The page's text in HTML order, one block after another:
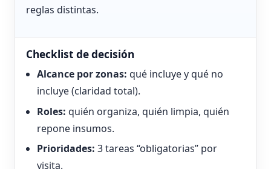
reglas distintas.
Checklist de decisión
Alcance por zonas: qué incluye y qué no
incluye (claridad total).
Roles: quién organiza, quién limpia, quién
repone insumos.
Prioridades: 3 tareas “obligatorias” por
visita.